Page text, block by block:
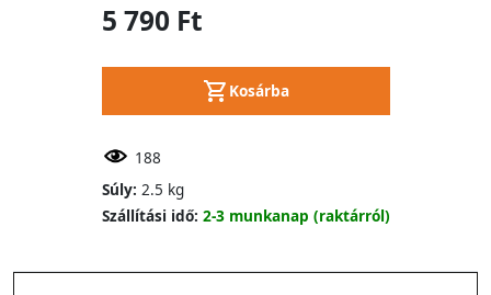
5 790 Ft
Kosárba
188
Súly: 2.5 kg
Szállítási idő: 2-3 munkanap (raktárról)